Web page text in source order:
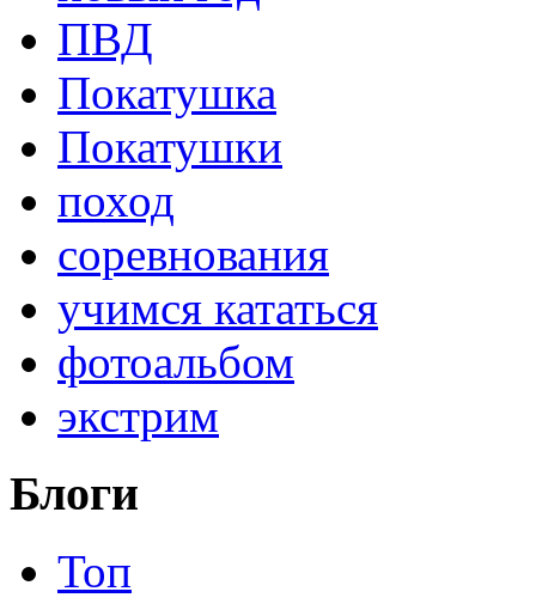
ПВД
Покатушка
Покатушки
поход
соревнования
учимся кататься
фотоальбом
экстрим
Блоги
Топ